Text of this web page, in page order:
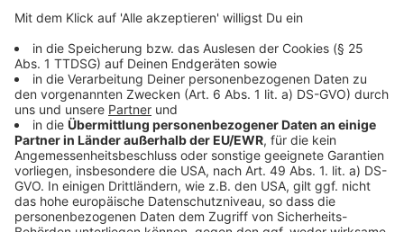
Das Interview verdeutlicht Milows tiefe
Verbundenheit mit seiner Musik und den Orten, die ihn
prägen. Sein neues Album "Boy Made Out of Stars" ist
eine Art "intime Reflexion seiner Erlebnisse und
Gefühle", geformt durch persönliche und globale
Ereignisse.
Anzeige
Kreative Freiheit für Milow bedeutend